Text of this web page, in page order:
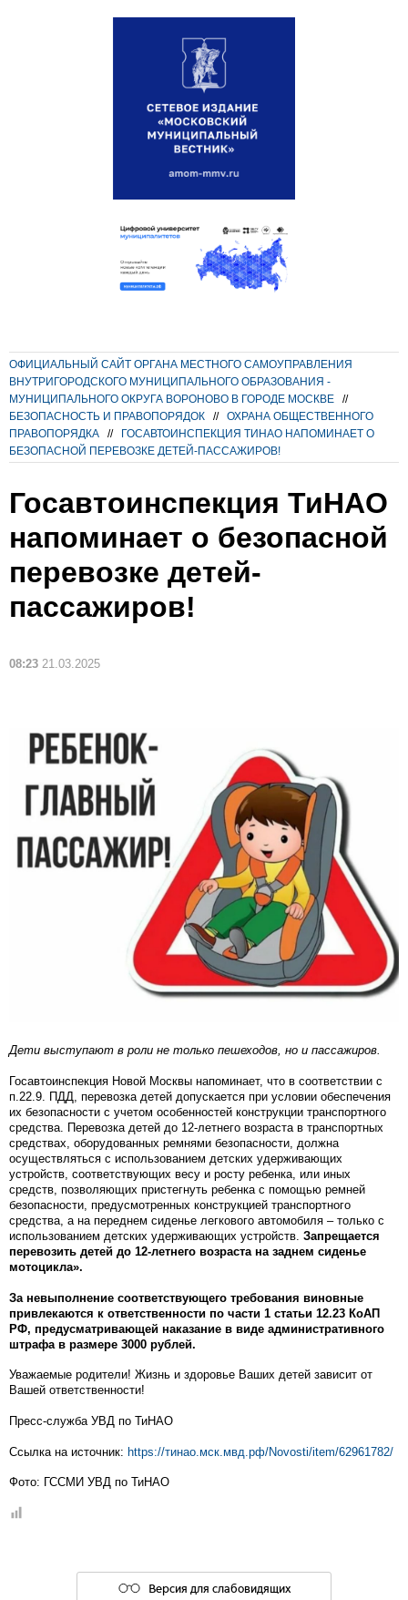
ОФИЦИАЛЬНЫЙ САЙТ ОРГАНА МЕСТНОГО САМОУПРАВЛЕНИЯ
ВНУТРИГОРОДСКОГО МУНИЦИПАЛЬНОГО ОБРАЗОВАНИЯ -
МУНИЦИПАЛЬНОГО ОКРУГА ВОРОНОВО В ГОРОДЕ МОСКВЕ
//
БЕЗОПАСНОСТЬ И ПРАВОПОРЯДОК
//
ОХРАНА ОБЩЕСТВЕННОГО
ПРАВОПОРЯДКА
//
ГОСАВТОИНСПЕКЦИЯ ТИНАО НАПОМИНАЕТ О
БЕЗОПАСНОЙ ПЕРЕВОЗКЕ ДЕТЕЙ-ПАССАЖИРОВ!
Госавтоинспекция ТиНАО
напоминает о безопасной
перевозке детей-
пассажиров!
08:23 21.03.2025
Дети выступают в роли не только пешеходов, но и пассажиров.
Госавтоинспекция Новой Москвы напоминает, что в соответствии с
п.22.9. ПДД, перевозка детей допускается при условии обеспечения
их безопасности с учетом особенностей конструкции транспортного
средства. Перевозка детей до 12-летнего возраста в транспортных
средствах, оборудованных ремнями безопасности, должна
осуществляться с использованием детских удерживающих
устройств, соответствующих весу и росту ребенка, или иных
средств, позволяющих пристегнуть ребенка с помощью ремней
безопасности, предусмотренных конструкцией транспортного
средства, а на переднем сиденье легкового автомобиля – только с
использованием детских удерживающих устройств. Запрещается
перевозить детей до 12-летнего возраста на заднем сиденье
мотоцикла».
За невыполнение соответствующего требования виновные
привлекаются к ответственности по части 1 статьи 12.23 КоАП
РФ, предусматривающей наказание в виде административного
штрафа в размере 3000 рублей.
Уважаемые родители! Жизнь и здоровье Ваших детей зависит от
Вашей ответственности!
Пресс-служба УВД по ТиНАО
Ссылка на источник: https://тинао.мск.мвд.рф/Novosti/item/62961782/
Фото: ГССМИ УВД по ТиНАО
Версия для слабовидящих